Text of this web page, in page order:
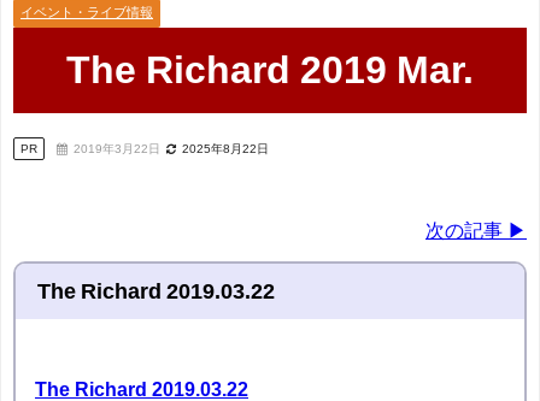
イベント・ライブ情報
The Richard 2019 Mar.
PR 2019年3月22日 2025年8月22日
次の記事 ▶
The Richard 2019.03.22
The Richard 2019.03.22